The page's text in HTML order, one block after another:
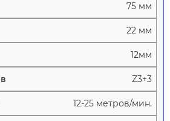
75 мм
22 мм
12мм
Z3+3
12-25 метров/мин.